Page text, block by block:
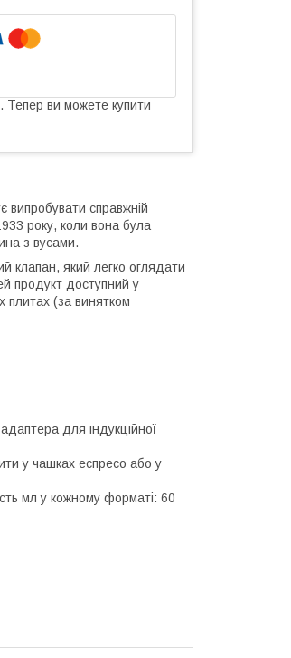
Тепер ви можете купити
випробувати справжній
року, коли вона була
з вусами.
клапан, який легко оглядати
продукт доступний у
плитах (за винятком
для індукційної
у чашках еспресо або у
мл у кожному форматі: 60